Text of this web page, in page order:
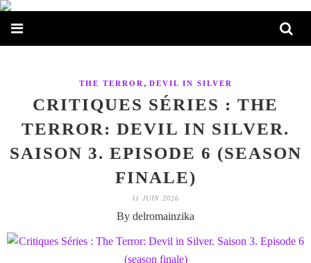
THE TERROR , DEVIL IN SILVER
CRITIQUES SÉRIES : THE
TERROR: DEVIL IN SILVER.
SAISON 3. EPISODE 6 (SEASON
FINALE)
11 JUIN 2026
By delromainzika